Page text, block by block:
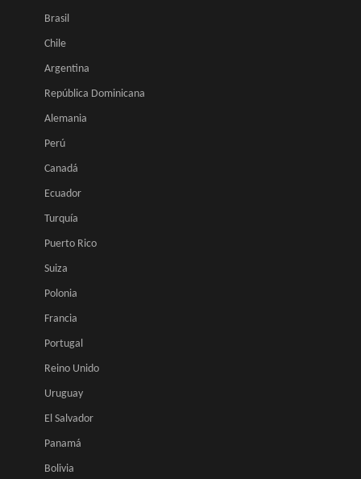
Brasil
Chile
Argentina
República Dominicana
Alemania
Perú
Canadá
Ecuador
Turquía
Puerto Rico
Suiza
Polonia
Francia
Portugal
Reino Unido
Uruguay
El Salvador
Panamá
Bolivia